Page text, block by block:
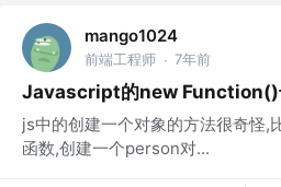
mango1024
前端工程师 · 7年前
Javascript的new Function()
js中的创建一个对象的方法很奇怪,
函数,创建一个person对...